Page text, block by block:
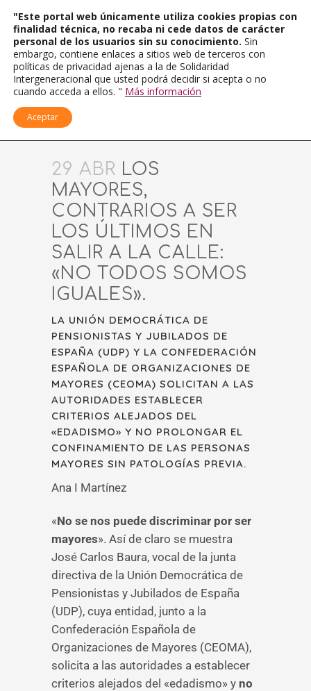
29 ABR LOS
MAYORES,
CONTRARIOS A SER
LOS ÚLTIMOS EN
SALIR A LA CALLE:
«NO TODOS SOMOS
IGUALES».
LA UNIÓN DEMOCRÁTICA DE
PENSIONISTAS Y JUBILADOS DE
ESPAÑA (UDP) Y LA CONFEDERACIÓN
ESPAÑOLA DE ORGANIZACIONES DE
MAYORES (CEOMA) SOLICITAN A LAS
AUTORIDADES ESTABLECER
CRITERIOS ALEJADOS DEL
«EDADISMO» Y NO PROLONGAR EL
CONFINAMIENTO DE LAS PERSONAS
MAYORES SIN PATOLOGÍAS PREVIA.
Ana I Martínez
«No se nos puede discriminar por ser
mayores». Así de claro se muestra
José Carlos Baura, vocal de la junta
directiva de la Unión Democrática de
Pensionistas y Jubilados de España
(UDP), cuya entidad, junto a la
Confederación Española de
Organizaciones de Mayores (CEOMA),
solicita a las autoridades a establecer
criterios alejados del «edadismo» y no
"Este portal web únicamente utiliza cookies propias con
finalidad técnica, no recaba ni cede datos de carácter
personal de los usuarios sin su conocimiento. Sin
embargo, contiene enlaces a sitios web de terceros con
políticas de privacidad ajenas a la de Solidaridad
Intergeneracional que usted podrá decidir si acepta o no
cuando acceda a ellos. " Más información
Aceptar